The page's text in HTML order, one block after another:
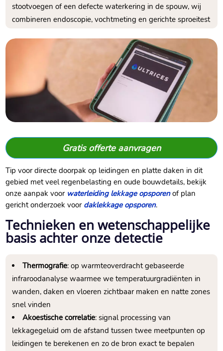
stootvoegen of een defecte waterkering in de spouw, wij
combineren endoscopie, vochtmeting en gerichte sproeitest
Gratis offerte aanvragen
Tip voor directe doorpak op leidingen en platte daken in dit
gebied met veel regenbelasting en oude bouwdetails, bekijk
onze aanpak voor waterleiding lekkage opsporenof plan
gericht onderzoek voor daklekkage opsporen.​
Technieken en wetenschappelijke
basis achter onze detectie
Thermografie: op warmteoverdracht gebaseerde
infraroodanalyse waarmee we temperatuurgradiënten in
wanden, daken en vloeren zichtbaar maken en natte zones
snel vinden
Akoestische correlatie: signal processing van
lekkagegeluid om de afstand tussen twee meetpunten op
leidingen te berekenen en zo de bron exact te bepalen